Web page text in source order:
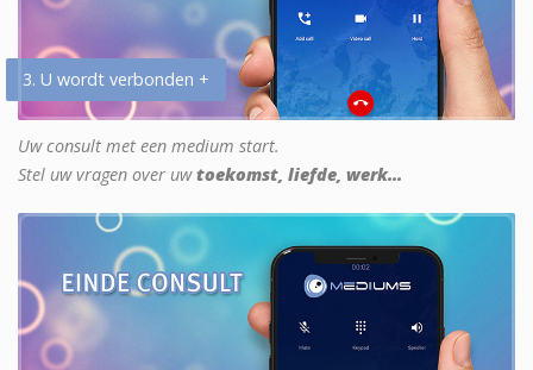
3. U wordt verbonden +
Uw consult met een medium start.
Stel uw vragen over uwtoekomst, liefde, werk...